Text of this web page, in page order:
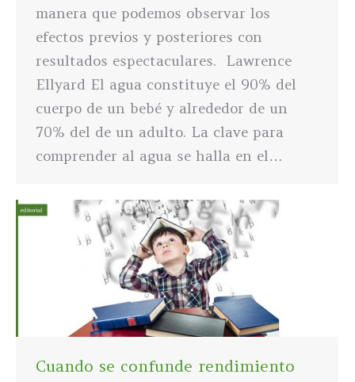
manera que podemos observar los
efectos previos y posteriores con
resultados espectaculares. Lawrence
Ellyard El agua constituye el 90% del
cuerpo de un bebé y alrededor de un
70% del de un adulto. La clave para
comprender al agua se halla en el…
Cuando se confunde rendimiento